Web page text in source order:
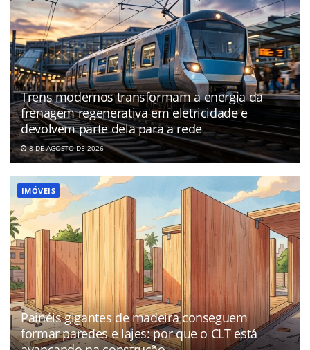
Trens modernos transformam a energia da
frenagem regenerativa em eletricidade e
devolvem parte dela para a rede
8 DE AGOSTO DE 2026
IMÓVEIS
Painéis gigantes de madeira conseguem
formar paredes e lajes: por que o CLT está